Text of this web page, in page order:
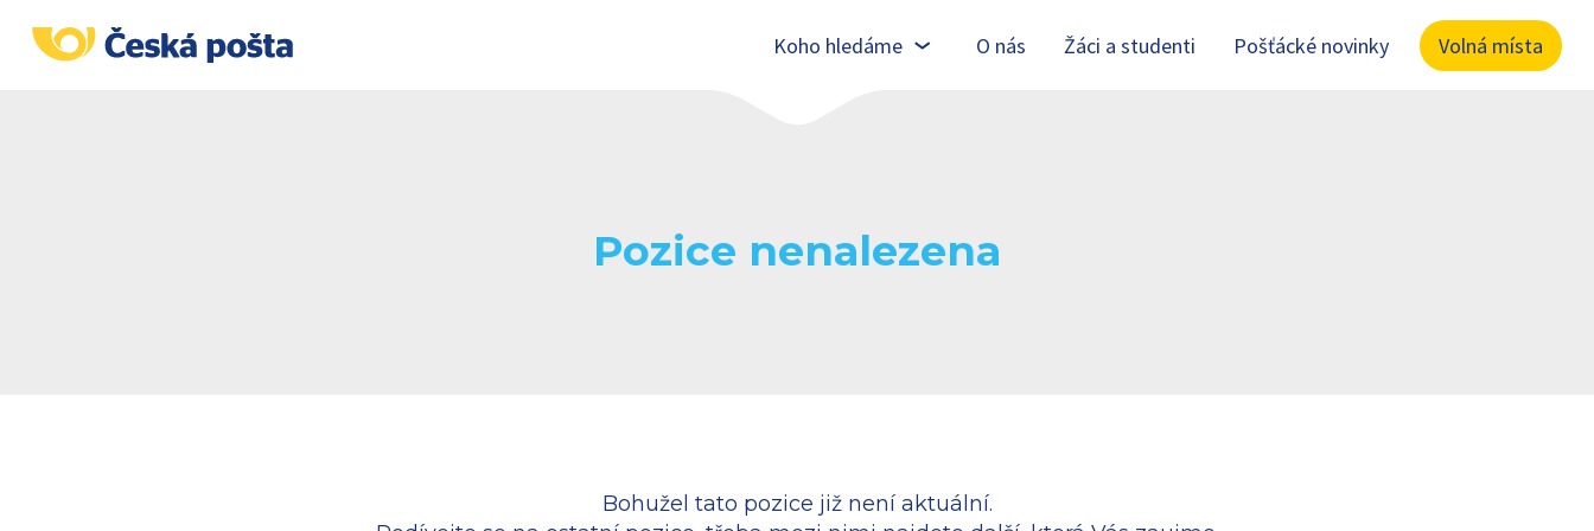
Koho hledáme O nás Žáci a studenti Pošťácké novinky Volná místa
Pozice nenalezena
Bohužel tato pozice již není aktuální.